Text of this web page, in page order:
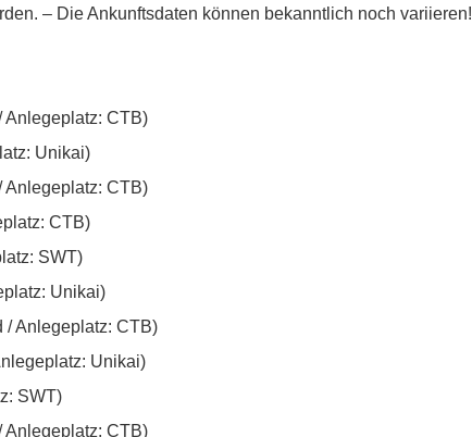
– Die Ankunftsdaten können bekanntlich noch variieren!
Anlegeplatz: CTB)
Unikai)
Anlegeplatz: CTB)
CTB)
SWT)
Unikai)
/ Anlegeplatz: CTB)
Unikai)
SWT)
Anlegeplatz: CTB)